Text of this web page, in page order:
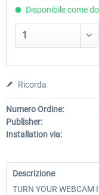
Disponibile come
Ricorda
Numero Ordine:
Publisher:
Installation via:
Descrizione
TURN YOUR WEBCAM